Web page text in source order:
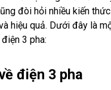
đòi hỏi nhiều kiến
hiệu quả. Dưới đây là
3 pha:
điện 3 pha